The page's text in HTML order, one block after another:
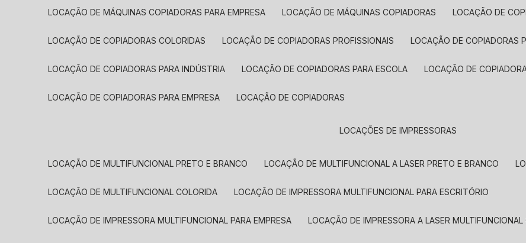
LOCAÇÃO DE MÁQUINAS COPIADORAS PARA EMPRESA LOCAÇÃO DE MÁQUINAS COPIADORAS LOCAÇÃO DE
LOCAÇÃO DE COPIADORAS COLORIDAS LOCAÇÃO DE COPIADORAS PROFISSIONAIS LOCAÇÃO DE COPIADORAS
LOCAÇÃO DE COPIADORAS PARA INDÚSTRIA LOCAÇÃO DE COPIADORAS PARA ESCOLA LOCAÇÃO DE
LOCAÇÃO DE COPIADORAS PARA EMPRESA LOCAÇÃO DE COPIADORAS
LOCAÇÕES DE IMPRESSORAS
LOCAÇÃO DE MULTIFUNCIONAL PRETO E BRANCO LOCAÇÃO DE MULTIFUNCIONAL A LASER PRETO E BRANCO
LOCAÇÃO DE MULTIFUNCIONAL COLORIDA LOCAÇÃO DE IMPRESSORA MULTIFUNCIONAL PARA ESCRITÓRIO
LOCAÇÃO DE IMPRESSORA MULTIFUNCIONAL PARA EMPRESA LOCAÇÃO DE IMPRESSORA A LASER